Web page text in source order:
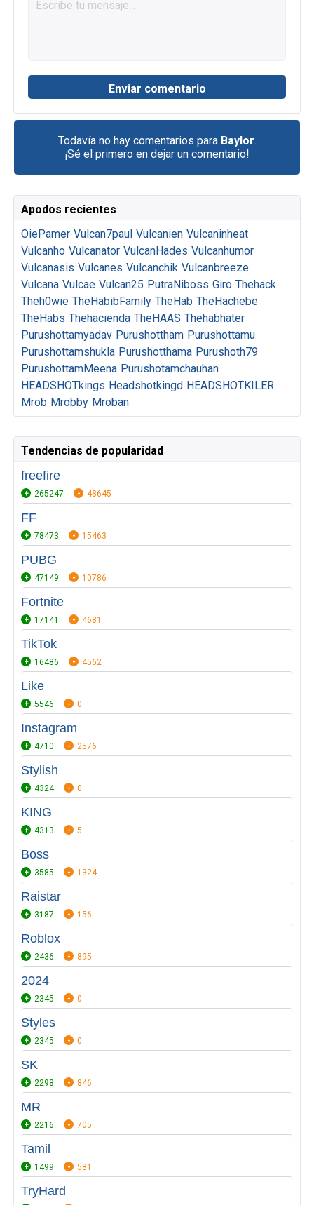
Todavía no hay comentarios para Baylor.
¡Sé el primero en dejar un comentario!
Apodos recientes
OiePamer Vulcan7paul Vulcanien Vulcaninheat
Vulcanho Vulcanator VulcanHades Vulcanhumor
Vulcanasis Vulcanes Vulcanchik Vulcanbreeze
Vulcana Vulcae Vulcan25 PutraNiboss Giro Thehack
Theh0wie TheHabibFamily TheHab TheHachebe
TheHabs Thehacienda TheHAAS Thehabhater
Purushottamyadav Purushottham Purushottamu
Purushottamshukla Purushotthama Purushoth79
PurushottamMeena Purushotamchauhan
HEADSHOTkings Headshotkingd HEADSHOTKILER
Mrob Mrobby Mroban
Tendencias de popularidad
freefire
265247 48645
FF
78473 15463
PUBG
47149 10786
Fortnite
17141 4681
TikTok
16486 4562
Like
5546 0
Instagram
4710 2576
Stylish
4324 0
KING
4313 5
Boss
3585 1324
Raistar
3187 156
Roblox
2436 895
2024
2345 0
Styles
2345 0
SK
2298 846
MR
2216 705
Tamil
1499 581
TryHard